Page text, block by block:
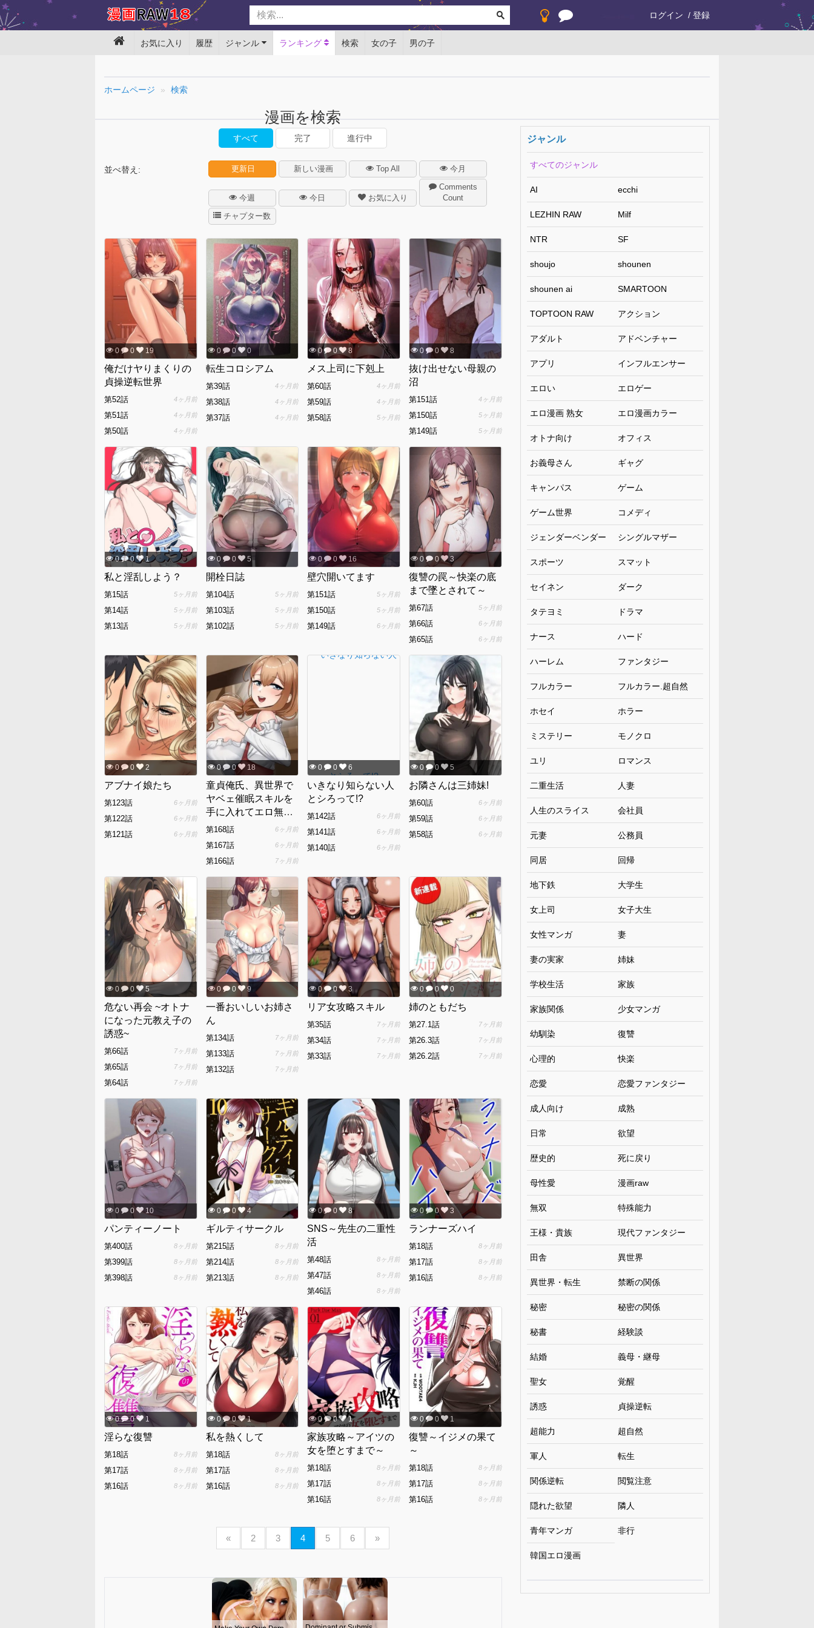
ログイン 登録
お気に入り 履歴 ジャンル ランキング 検索 女の子 男の子
ホームページ 検索
漫画を検索
すべて 完了 進行中
並べ替え: 更新日 新しい漫画 Top All 今月
今週 今日 お気に入り
Comments
Count
チャプター数
0 0 19
俺だけヤりまくりの
貞操逆転世界
第52話 4ヶ月前
第51話 4ヶ月前
第50話 4ヶ月前
0 0 0
転生コロシアム
第39話 4ヶ月前
第38話 4ヶ月前
第37話 4ヶ月前
0 0 8
メス上司に下剋上
第60話 4ヶ月前
第59話 4ヶ月前
第58話 5ヶ月前
0 0 8
抜け出せない母親の
沼
第151話 4ヶ月前
第150話 5ヶ月前
第149話 5ヶ月前
0 0 1
私と淫乱しよう？
第15話 5ヶ月前
第14話 5ヶ月前
第13話 5ヶ月前
0 0 5
開栓日誌
第104話 5ヶ月前
第103話 5ヶ月前
第102話 5ヶ月前
0 0 16
壁穴開いてます
第151話 5ヶ月前
第150話 5ヶ月前
第149話 6ヶ月前
0 0 3
復讐の罠～快楽の底
まで墜とされて～
第67話 5ヶ月前
第66話 6ヶ月前
第65話 6ヶ月前
0 0 2
アブナイ娘たち
第123話 6ヶ月前
第122話 6ヶ月前
第121話 6ヶ月前
0 0 18
童貞俺氏、異世界で
ヤベェ催眠スキルを
手に入れてエロ無
双!?
第168話 6ヶ月前
第167話 6ヶ月前
第166話 7ヶ月前
0 0 6
いきなり知らない人
とシろって!?
第142話 6ヶ月前
第141話 6ヶ月前
第140話 6ヶ月前
0 0 5
お隣さんは三姉妹!
第60話 6ヶ月前
第59話 6ヶ月前
第58話 6ヶ月前
0 0 5
危ない再会 ~オトナ
になった元教え子の
誘惑~
第66話 7ヶ月前
第65話 7ヶ月前
第64話 7ヶ月前
0 0 9
一番おいしいお姉さ
ん
第134話 7ヶ月前
第133話 7ヶ月前
第132話 7ヶ月前
0 0 3
リア女攻略スキル
第35話 7ヶ月前
第34話 7ヶ月前
第33話 7ヶ月前
0 0 0
姉のともだち
第27.1話 7ヶ月前
第26.3話 7ヶ月前
第26.2話 7ヶ月前
0 0 10
パンティーノート
第400話 8ヶ月前
第399話 8ヶ月前
第398話 8ヶ月前
0 0 4
ギルティサークル
第215話 8ヶ月前
第214話 8ヶ月前
第213話 8ヶ月前
0 0 8
SNS～先生の二重性
活
第48話 8ヶ月前
第47話 8ヶ月前
第46話 8ヶ月前
0 0 3
ランナーズハイ
第18話 8ヶ月前
第17話 8ヶ月前
第16話 8ヶ月前
0 0 1
淫らな復讐
第18話 8ヶ月前
第17話 8ヶ月前
第16話 8ヶ月前
0 0 1
私を熱くして
第18話 8ヶ月前
第17話 8ヶ月前
第16話 8ヶ月前
0 0 1
家族攻略～アイツの
女を堕とすまで～
第18話 8ヶ月前
第17話 8ヶ月前
第16話 8ヶ月前
0 0 1
復讐～イジメの果て
～
第18話 8ヶ月前
第17話 8ヶ月前
第16話 8ヶ月前
« 2 3 4 5 6 »
ジャンル
すべてのジャンル
AI ecchi
LEZHIN RAW Milf
NTR SF
shoujo shounen
shounen ai SMARTOON
TOPTOON RAW アクション
アダルト アドベンチャー
アプリ インフルエンサー
エロい エロゲー
エロ漫画 熟女 エロ漫画カラー
オトナ向け オフィス
お義母さん ギャグ
キャンパス ゲーム
ゲーム世界 コメディ
ジェンダーベンダー シングルマザー
スポーツ スマット
セイネン ダーク
タテヨミ ドラマ
ナース ハード
ハーレム ファンタジー
フルカラー フルカラー.超自然
ホセイ ホラー
ミステリー モノクロ
ユリ ロマンス
二重生活 人妻
人生のスライス 会社員
元妻 公務員
同居 回帰
地下鉄 大学生
女上司 女子大生
女性マンガ 妻
妻の実家 姉妹
学校生活 家族
家族関係 少女マンガ
幼馴染 復讐
心理的 快楽
恋愛 恋愛ファンタジー
成人向け 成熟
日常 欲望
歴史的 死に戻り
母性愛 漫画raw
無双 特殊能力
王様・貴族 現代ファンタジー
田舎 異世界
異世界・転生 禁断の関係
秘密 秘密の関係
秘書 経験談
結婚 義母・継母
聖女 覚醒
誘惑 貞操逆転
超能力 超自然
軍人 転生
関係逆転 閲覧注意
隠れた欲望 隣人
青年マンガ 非行
韓国エロ漫画